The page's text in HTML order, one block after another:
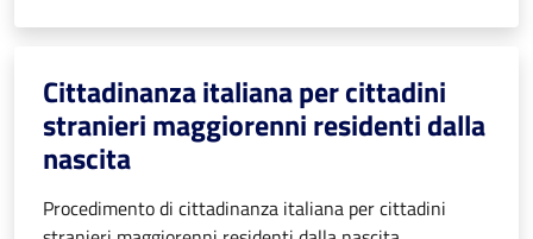
Cittadinanza italiana per cittadini
stranieri maggiorenni residenti dalla
nascita
Procedimento di cittadinanza italiana per cittadini